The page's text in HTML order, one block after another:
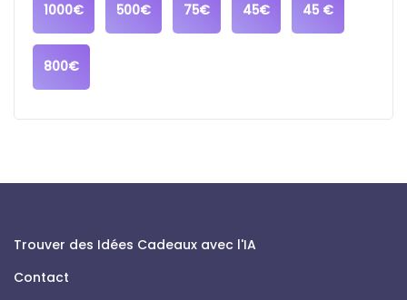
1000€ 500€ 75€ 45€ 45 €
800€
Trouver des Idées Cadeaux avec l'IA
Contact